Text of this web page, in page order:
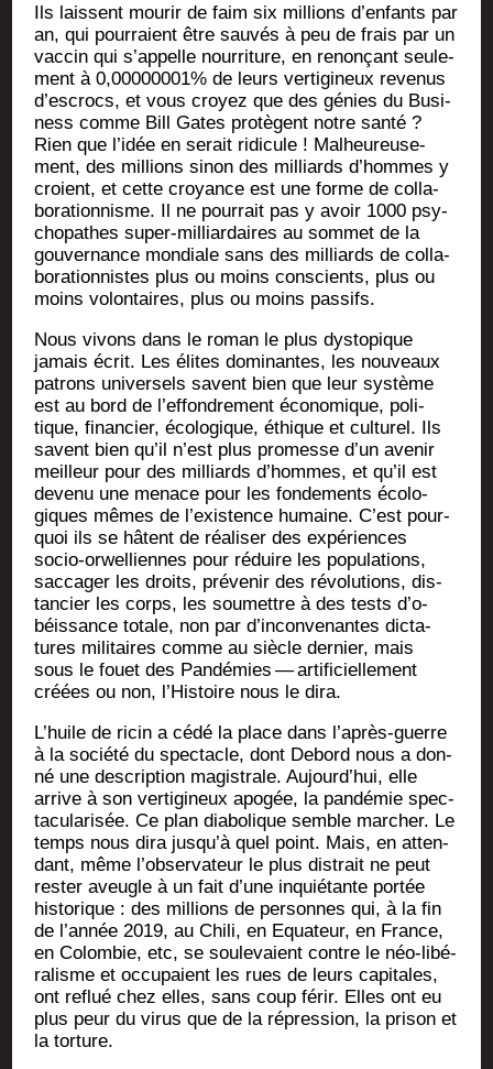
Ils laissent mou­rir de faim six mil­lions d’en­fants par
an, qui pour­raient être sau­vés à peu de frais par un
vac­cin qui s’ap­pelle nour­ri­ture, en renon­çant seule­
ment à 0,00000001% de leurs ver­ti­gi­neux reve­nus
d’es­crocs, et vous croyez que des génies du Busi­
ness comme Bill Gates pro­tègent notre san­té ?
Rien que l’i­dée en serait ridi­cule ! Mal­heu­reu­se­
ment, des mil­lions sinon des mil­liards d’hommes y
croient, et cette croyance est une forme de col­la­
bo­ra­tion­nisme. Il ne pour­rait pas y avoir 1000 psy­
cho­pathes super-mil­liar­daires au som­met de la
gou­ver­nance mon­diale sans des mil­liards de col­la­
bo­ra­tion­nistes plus ou moins conscients, plus ou
moins volon­taires, plus ou moins passifs.
Nous vivons dans le roman le plus dys­to­pique
jamais écrit. Les élites domi­nantes, les nou­veaux
patrons uni­ver­sels savent bien que leur sys­tème
est au bord de l’ef­fon­dre­ment éco­no­mique, poli­
tique, finan­cier, éco­lo­gique, éthique et cultu­rel. Ils
savent bien qu’il n’est plus pro­messe d’un ave­nir
meilleur pour des mil­liards d’hommes, et qu’il est
deve­nu une menace pour les fon­de­ments éco­lo­
giques mêmes de l’exis­tence humaine. C’est pour­
quoi ils se hâtent de réa­li­ser des expé­riences
socio-orwel­liennes pour réduire les popu­la­tions,
sac­ca­ger les droits, pré­ve­nir des révo­lu­tions, dis­
tan­cier les corps, les sou­mettre à des tests d’o­
béis­sance totale, non par d’in­con­ve­nantes dic­ta­
tures mili­taires comme au siècle der­nier, mais
sous le fouet des Pan­dé­mies — arti­fi­ciel­le­ment
créées ou non, l’His­toire nous le dira.
L’huile de ricin a cédé la place dans l’a­près-guerre
à la socié­té du spec­tacle, dont Debord nous a don­
né une des­crip­tion magis­trale. Aujourd’­hui, elle
arrive à son ver­ti­gi­neux apo­gée, la pan­dé­mie spec­
ta­cu­la­ri­sée. Ce plan dia­bo­lique semble mar­cher. Le
temps nous dira jus­qu’à quel point. Mais, en atten­
dant, même l’ob­ser­va­teur le plus dis­trait ne peut
res­ter aveugle à un fait d’une inquié­tante por­tée
his­to­rique : des mil­lions de per­sonnes qui, à la fin
de l’an­née 2019, au Chi­li, en Equa­teur, en France,
en Colom­bie, etc, se sou­le­vaient contre le néo-libé­
ra­lisme et occu­paient les rues de leurs capi­tales,
ont reflué chez elles, sans coup férir. Elles ont eu
plus peur du virus que de la répres­sion, la pri­son et
la torture.